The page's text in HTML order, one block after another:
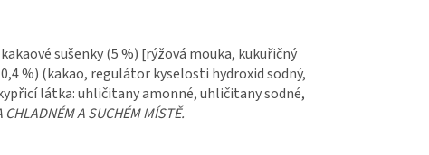
sušenky (5 %) [rýžová mouka, kukuřičný
%) (kakao, regulátor kyselosti hydroxid sodný,
látka: uhličitany amonné, uhličitany sodné,
A SUCHÉM MÍSTĚ.